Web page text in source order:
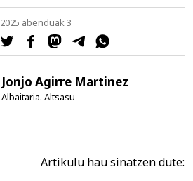
2025 abenduak 3
Jonjo Agirre Martinez
Albaitaria. Altsasu
Artikulu hau sinatzen dute: